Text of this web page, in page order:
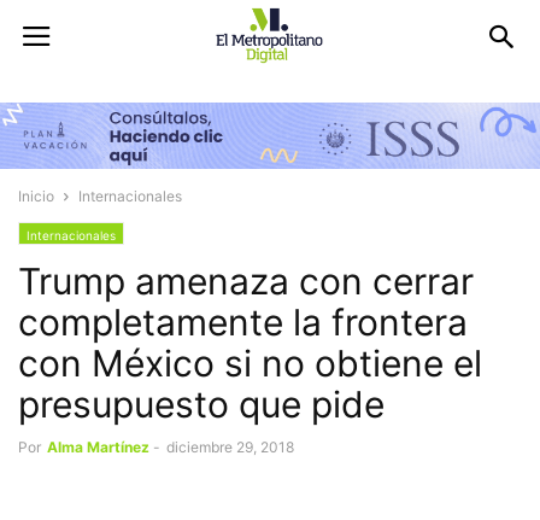
Inicio Internacionales
Internacionales
Trump amenaza con cerrar
completamente la frontera
con México si no obtiene el
presupuesto que pide
Por Alma Martínez - diciembre 29, 2018